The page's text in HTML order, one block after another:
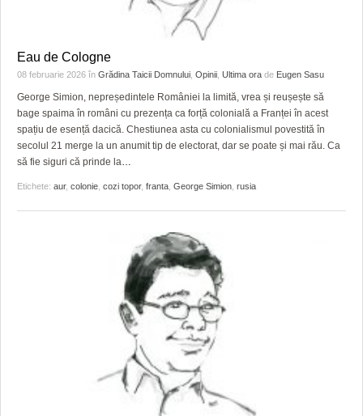
Eau de Cologne
08 februarie 2026 în Grădina Taicii Domnului Opinii Ultima ora de Eugen Sasu
George Simion, nepreședintele României la limită, vrea și reușește să
bage spaima în români cu prezența ca forță colonială a Franței în acest
spațiu de esență dacică. Chestiunea asta cu colonialismul povestită în
secolul 21 merge la un anumit tip de electorat, dar se poate și mai rău. Ca
să fie siguri că prinde la
Etichete: aur, colonie cozi topor, franta George Simion rusia